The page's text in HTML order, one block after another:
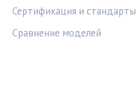
Сертификация и стандарты
Сравнение моделей